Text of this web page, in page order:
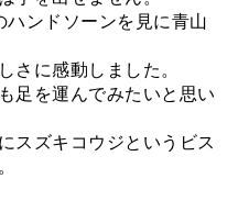
ンドソーンを見に青山
さに感動しました。
足を運んでみたいと思い
スズキコウジというビス